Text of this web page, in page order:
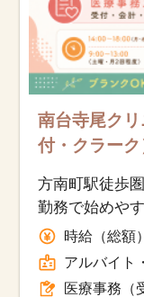
南台寺尾ク
付・クラー
方南町駅徒歩
勤務で始めや
時給（総額
アルバイト
医療事務（